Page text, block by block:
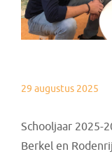
29 augustus 2025
Schooljaar 2025-
Berkel en